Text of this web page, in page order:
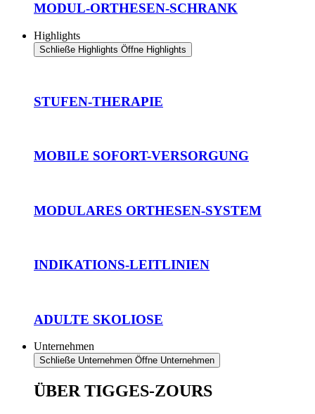
MODUL-ORTHESEN-SCHRANK
Highlights
Schließe Highlights Öffne Highlights
STUFEN-THERAPIE
MOBILE SOFORT-VERSORGUNG
MODULARES ORTHESEN-SYSTEM
INDIKATIONS-LEITLINIEN
ADULTE SKOLIOSE
Unternehmen
Schließe Unternehmen Öffne Unternehmen
ÜBER TIGGES-ZOURS